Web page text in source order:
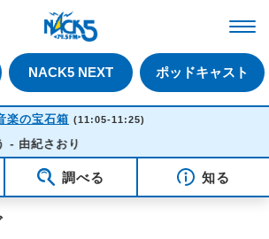
NACK5 NEXT ポッドキャスト
楽の宝石箱 (11:05-11:25)
11:09
紀さおり
調べる 知る